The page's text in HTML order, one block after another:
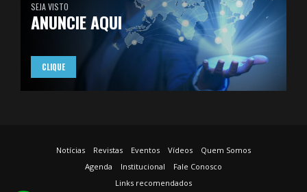
SEJA VISTO
ANUNCIE AQUI
CLIQUE
Notícias Revistas Eventos Vídeos
Quem Somos
Agenda
Institucional
Fale Conosco
Links recomendados